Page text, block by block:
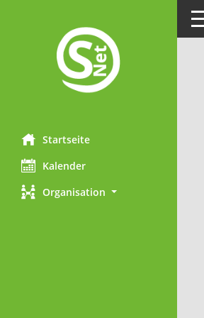
Startseite
Kalender
Organisation